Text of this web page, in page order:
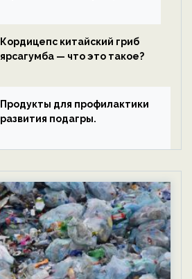
Кордицепс китайский гриб
ярсагумба — что это такое?
Продукты для профилактики
развития подагры.